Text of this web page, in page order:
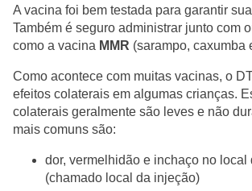
A vacina foi bem testada para garantir
Também é seguro administrar junto com
como a vacina MMR (sarampo, caxumba
Como acontece com muitas vacinas, o
efeitos colaterais em algumas crianças.
colaterais geralmente são leves e não
mais comuns são:
dor, vermelhidão e inchaço no local
(chamado local da injeção)